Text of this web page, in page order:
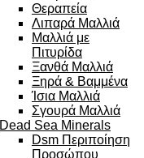
Θεραπεία
Λιπαρά Μαλλιά
Μαλλιά με
Πιτυρίδα
Ξανθά Μαλλιά
Ξηρά & Βαμμένα
Ίσια Μαλλιά
Σγουρά Μαλλιά
Dead Sea Minerals
Dsm Περιποίηση
Προσώπου